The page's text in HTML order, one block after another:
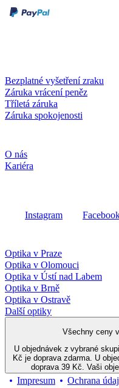
Bezplatné vyšetření zraku
Záruka vrácení peněz
Tříletá záruka
Záruka spokojenosti
O nás
Kariéra
Instagram
Optika v Praze
Optika v Olomouci
Optika v Ústí nad Labem
Optika v Brně
Optika v Ostravě
Další optiky
Všechny ceny
U objednávek z vybrané
Kč je doprava zdarma. U
doprava 39 Kč. Vaši
Impresum Ochrana